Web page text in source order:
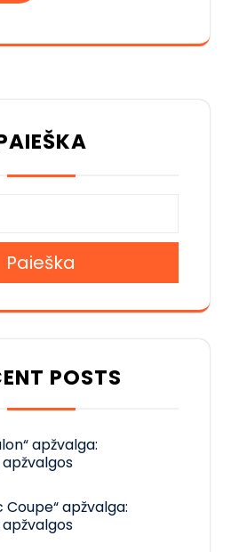
Paieška
POSTS
apžvalga:
Coupe“ apžvalga: